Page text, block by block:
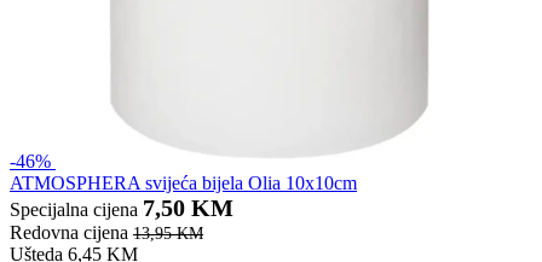
-46%
ATMOSPHERA svijeća bijela Olia 10x10cm
Specijalna cijena 7,50 KM
Redovna cijena 13,95 KM
Ušteda 6,45 KM